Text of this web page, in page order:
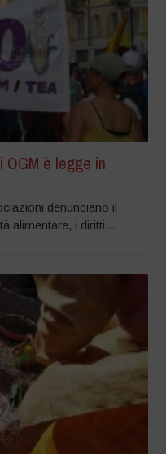
è legge in
denunciano il
alimentare, i diritti...